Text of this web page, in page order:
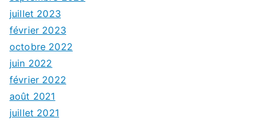
juillet 2023
février 2023
octobre 2022
juin 2022
février 2022
août 2021
juillet 2021